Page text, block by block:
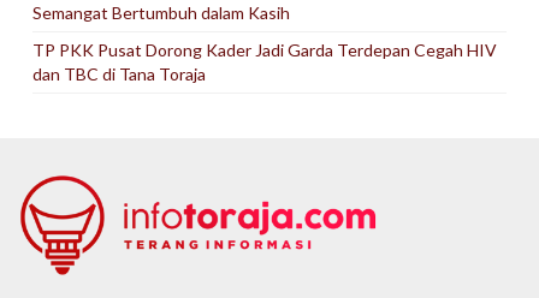
Semangat Bertumbuh dalam Kasih
TP PKK Pusat Dorong Kader Jadi Garda Terdepan Cegah HIV
dan TBC di Tana Toraja